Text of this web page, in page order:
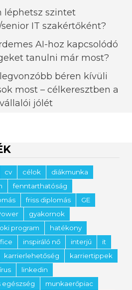
léphetsz szintet
IT szakértőként?
AI-hoz kapcsolódó
tanulni már most?
béren kívüli
most – célkeresztben a
jólét
cv célok
diákmunka
fenntarthatóság
friss diplomás
GE
gyakornok
program
hatékony
inspiráló nő interjú
it
karrierlehetőség
karriertippek
linkedin
egészség
munkaerőpiac